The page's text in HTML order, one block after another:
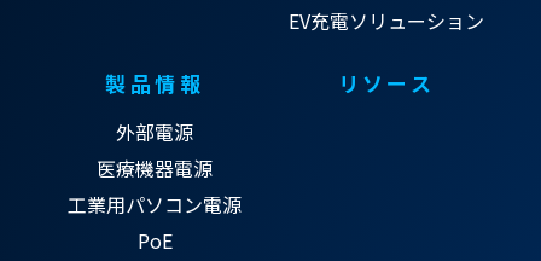
EV充電ソリューション
製品情報
外部電源
医療機器電源
工業用パソコン電源
PoE
リソース